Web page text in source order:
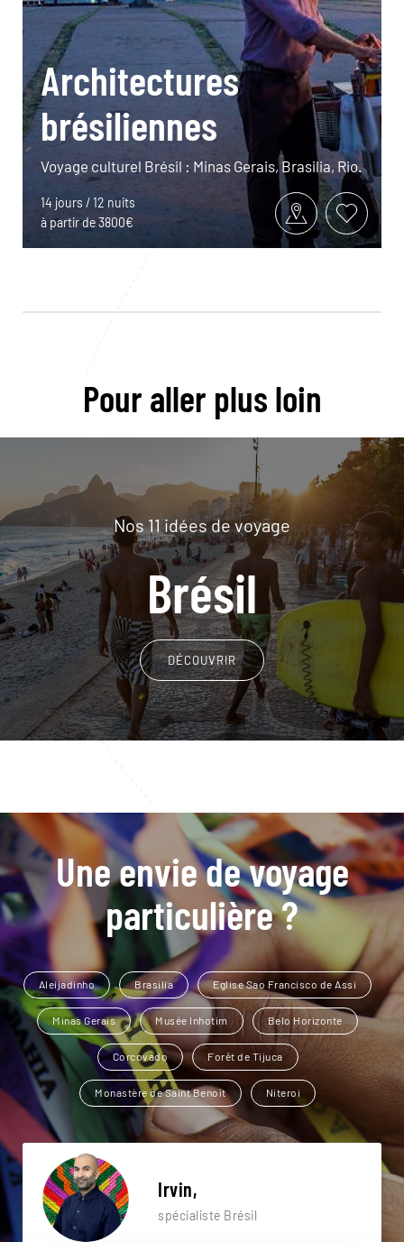
Architectures
brésiliennes
Voyage culturel Brésil : Minas Gerais, Brasilia, Rio.
14 jours / 12 nuits
à partir de 3800€
Pour aller plus loin
Nos 11 idées de voyage
Brésil
DÉCOUVRIR
Une envie de voyage
particulière ?
Aleijadinho Brasilia Eglise Sao Francisco de Assi
Minas Gerais Musée Inhotim Belo Horizonte
Corcovado Forêt de Tijuca
Monastère de Saint Benoît Niteroi
Irvin,
spécialiste Brésil